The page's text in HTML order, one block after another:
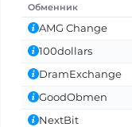
Обменник
AMG Change
100dollars
DramExchange
GoodObmen
NextBit